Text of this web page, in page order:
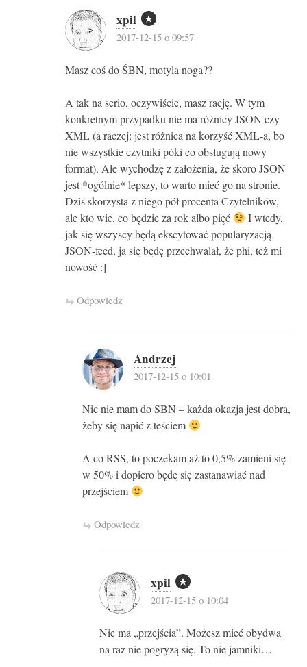
xpil
2017-12-15 o 09:57
Masz coś do ŚBN, motyla noga??
A tak na serio, oczywiście, masz rację. W tym
konkretnym przypadku nie ma różnicy JSON czy
XML (a raczej: jest różnica na korzyść XML-a, bo
nie wszystkie czytniki póki co obsługują nowy
format). Ale wychodzę z założenia, że skoro JSON
jest *ogólnie* lepszy, to warto mieć go na stronie.
Dziś skorzysta z niego pół procenta Czytelników,
ale kto wie, co będzie za rok albo pięć
I wtedy,
jak się wszyscy będą ekscytować popularyzacją
JSON-feed, ja się będę przechwalał, że phi, też mi
nowość :]
Odpowiedz
Andrzej
2017-12-15 o 10:01
Nic nie mam do SBN – każda okazja jest dobra,
żeby się napić z teściem
A co RSS, to poczekam aż to 0,5% zamieni się
w 50% i dopiero będę się zastanawiać nad
przejściem
Odpowiedz
xpil
2017-12-15 o 10:04
Nie ma „przejścia”. Możesz mieć obydwa
na raz nie pogryzą się. To nie jamniki…